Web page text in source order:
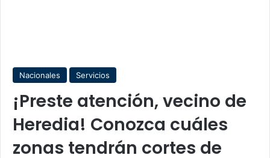
Nacionales Servicios
¡Preste atención, vecino de
Heredia! Conozca cuáles
zonas tendrán cortes de